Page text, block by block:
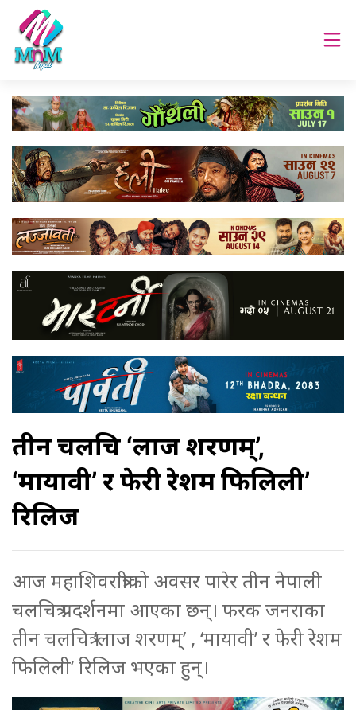
तीन चलचित्र ‘लाज शरणम्’,
‘मायावी’ र फेरी रेशम फिलिली’
रिलिज
आज महाशिवरात्रीको अवसर पारेर तीन नेपाली
चलचित्र प्रदर्शनमा आएका छन्। फरक जनराका
तीन चलचित्र ‘लाज शरणम्’ , ‘मायावी’ र फेरी रेशम
फिलिली’ रिलिज भएका हुन्।